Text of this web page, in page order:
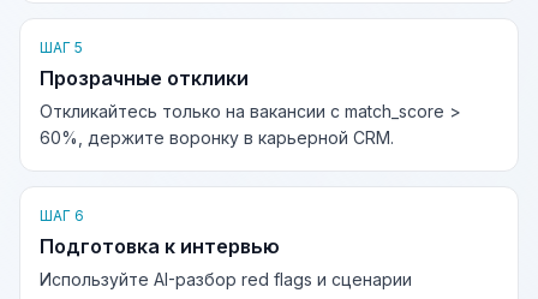
ШАГ 5
Прозрачные отклики
Откликайтесь только на вакансии с match_score >
60%, держите воронку в карьерной CRM.
ШАГ 6
Подготовка к интервью
Используйте AI-разбор red flags и сценарии